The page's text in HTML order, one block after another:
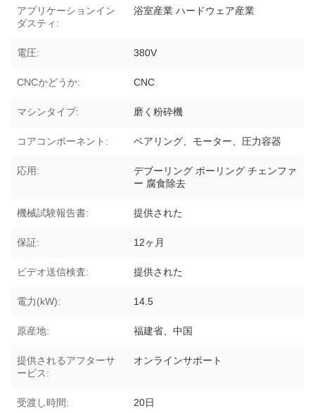
アプリケーションイン
ダスティ:
浴室産業 ハードウェア産業
電圧: 380V
CNCかどうか: CNC
マシンタイプ: 磨く粉砕機
コアコンポーネント: ベアリング、モーター、圧力容器
応用:
デブーリング ポーリング チェンファ
ー 腐食除去
機械試験報告書: 提供された
保証: 12ヶ月
ビデオ送信検査: 提供された
電力(kW): 14.5
原産地: 福建省、中国
提供されるアフターサ
ービス:
オンラインサポート
受渡し時間: 20日